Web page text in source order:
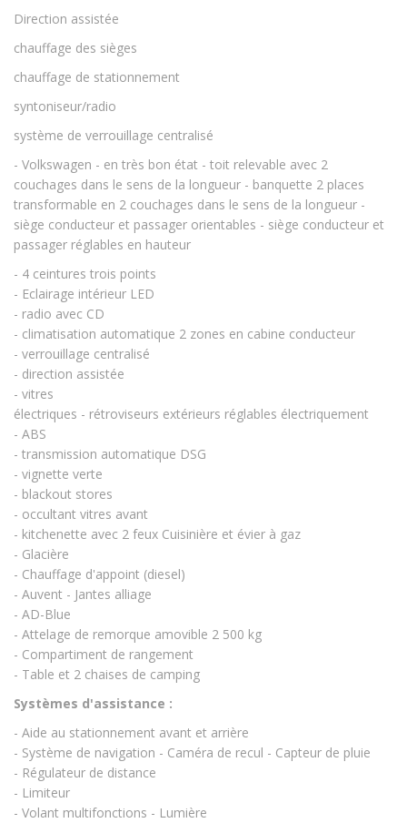
Direction assistée
chauffage des sièges
chauffage de stationnement
syntoniseur/radio
système de verrouillage centralisé
- Volkswagen - en très bon état - toit relevable avec 2
couchages dans le sens de la longueur - banquette 2 places
transformable en 2 couchages dans le sens de la longueur -
siège conducteur et passager orientables - siège conducteur et
passager réglables en hauteur
- 4 ceintures trois points
- Eclairage intérieur LED
- radio avec CD
- climatisation automatique 2 zones en cabine conducteur
- verrouillage centralisé
- direction assistée
- vitres
électriques - rétroviseurs extérieurs réglables électriquement
- ABS
- transmission automatique DSG
- vignette verte
- blackout stores
- occultant vitres avant
- kitchenette avec 2 feux Cuisinière et évier à gaz
- Glacière
- Chauffage d'appoint (diesel)
- Auvent - Jantes alliage
- AD-Blue
- Attelage de remorque amovible 2 500 kg
- Compartiment de rangement
- Table et 2 chaises de camping
Systèmes d'assistance :
- Aide au stationnement avant et arrière
- Système de navigation - Caméra de recul - Capteur de pluie
- Régulateur de distance
- Limiteur
- Volant multifonctions - Lumière